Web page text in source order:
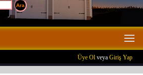
Üye Ol veya Giriş Yap